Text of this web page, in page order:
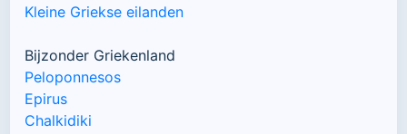
Kleine Griekse eilanden
Bijzonder Griekenland
Peloponnesos
Epirus
Chalkidiki